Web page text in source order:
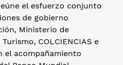
el esfuerzo conjunto
de gobierno
Ministerio de
COLCIENCIAS e
el acompañamiento